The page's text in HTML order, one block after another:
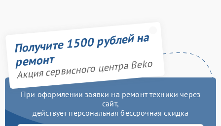
Получите 1500 рублей на
ремонт
Акция сервисного центра Beko
При оформлении заявки на ремонт техники через
сайт,
действует персональная бессрочная скидка